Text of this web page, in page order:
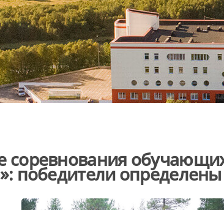
соревнования
победители определены